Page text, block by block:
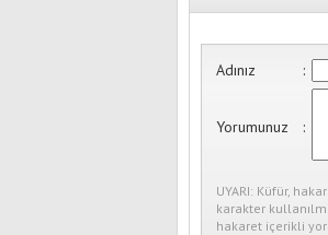
Adınız :
Yorumunuz :
UYARI: Küfür,
karakter
hakaret içerikli